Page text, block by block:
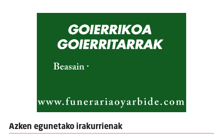
Azken egunetako irakurrienak